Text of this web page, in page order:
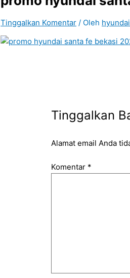
Tinggalkan Komentar / Oleh
Tinggalkan
Alamat email Anda
Komentar *